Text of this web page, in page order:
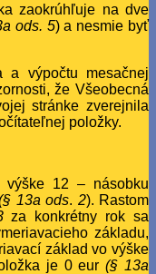
zaokrúhľuje na dve
ods. 5) a nesmie byť
a výpočtu mesačnej
že Všeobecná
stránke zverejnila
položky.
výške 12 – násobku
13a ods. 2). Rastom
za konkrétny rok sa
základu,
základ vo výške
je 0 eur(§ 13a